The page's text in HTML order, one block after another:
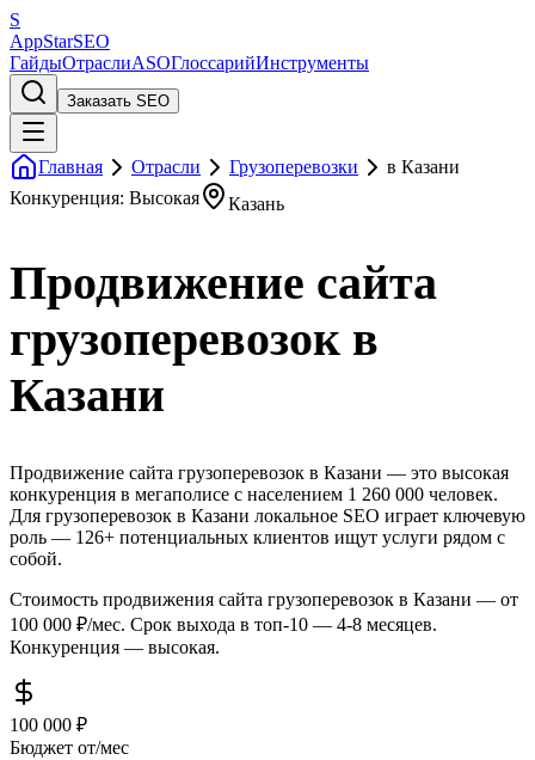
S
AppStarSEO
ГайдыОтраслиASOГлоссарийИнструменты
Заказать SEO
Главная Отрасли Грузоперевозки
в Казани
Конкуренция: Высокая
Казань
Продвижение сайта
грузоперевозок в
Казани
Продвижение сайта грузоперевозок в Казани — это высокая
конкуренция в мегаполисе с населением 1 260 000 человек.
Для грузоперевозок в Казани локальное SEO играет ключевую
роль — 126+ потенциальных клиентов ищут услуги рядом с
собой.
Стоимость продвижения сайта грузоперевозок в Казани — от
100 000 ₽/мес. Срок выхода в топ-10 — 4-8 месяцев.
Конкуренция — высокая.
100 000 ₽
Бюджет от/мес